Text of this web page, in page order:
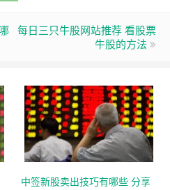
每日三只牛股网站推荐 看股票
牛股的方法
中签新股卖出技巧有哪些 分享